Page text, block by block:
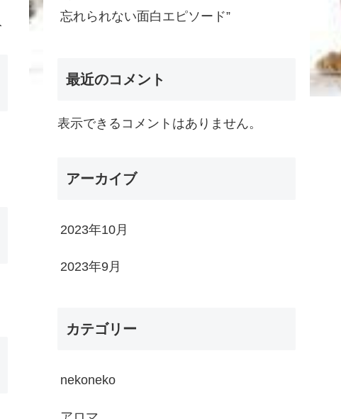
忘れられない面白エピソード”
最近のコメント
表示できるコメントはありません。
アーカイブ
2023年10月
2023年9月
カテゴリー
nekoneko